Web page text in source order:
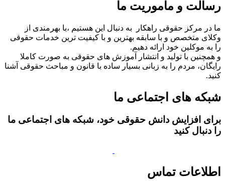
رسالت و ماموریت ما
ما در مرکز حقوقی راهکار به دنبال این هستیم ،با بهرمندی از
وکلای متخصص و با سابقه بهترین و با کیفیت ترین خدمات حقوقی
را به موکلین خود ارائه دهیم.
و همچنین با تولید و انتشار آموزش های حقوقی به صورت کاملا
رایگان، مردم را به زبانی بسیار ساده با قانون و مباحث حقوقی آشنا
کنید.
شبکه های اجتماعی ما
برای افزایش دانش حقوقی خود، شبکه های اجتماعی ما
را دنبال کنید
اطلاعات تماس